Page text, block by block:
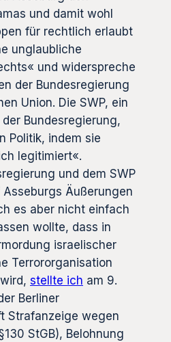
und damit wohl
für rechtlich erlaubt
unglaubliche
und widerspreche
der Bundesregierung
Union. Die SWP, ein
Bundesregierung,
Politik, indem sie
legitimiert«.
und dem SWP
Äußerungen
es aber nicht einfach
wollte, dass in
israelischer
Terrororganisation
stellte ich am 9.
Berliner
Strafanzeige wegen
StGB), Belohnung